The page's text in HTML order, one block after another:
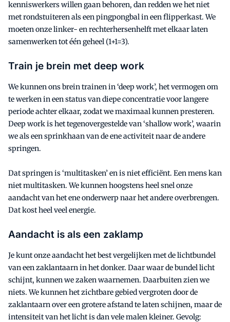
kenniswerkers willen gaan behoren, dan redden we het niet
met rondstuiteren als een pingpongbal in een flipperkast. We
moeten onze linker- en rechterhersenhelft met elkaar laten
samenwerken tot één geheel (1+1=3).
Train je brein met deep work
We kunnen ons brein trainen in ‘deep work’, het vermogen om
te werken in een status van diepe concentratie voor langere
periode achter elkaar, zodat we maximaal kunnen presteren.
Deep work is het tegenovergestelde van ‘shallow work’, waarin
we als een sprinkhaan van de ene activiteit naar de andere
springen.
Dat springen is ‘multitasken’ en is niet efficiënt. Een mens kan
niet multitasken. We kunnen hoogstens heel snel onze
aandacht van het ene onderwerp naar het andere overbrengen.
Dat kost heel veel energie.
Aandacht is als een zaklamp
Je kunt onze aandacht het best vergelijken met de lichtbundel
van een zaklantaarn in het donker. Daar waar de bundel licht
schijnt, kunnen we zaken waarnemen. Daarbuiten zien we
niets. We kunnen het zichtbare gebied vergroten door de
zaklantaarn over een grotere afstand te laten schijnen, maar de
intensiteit van het licht is dan vele malen kleiner. Gevolg: